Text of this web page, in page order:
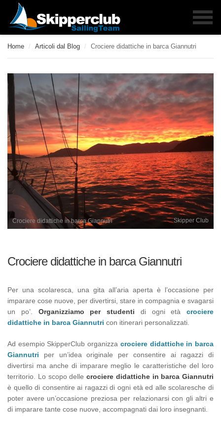
Home / Articoli dal Blog / Crociere didattiche in barca Giannutri
Crociere didattiche in barca Giannutri Skipper Club
Crociere didattiche in barca Giannutri
Per una scolaresca, una gita all’aria aperta è l’occasione per
imparare cose nuove, per divertirsi, stare in compagnia e svagarsi
un po’. Organizziamo per studenti di ogni età crociere
didattiche in barca Giannutri con itinerari personalizzati.
Ad esempio SkipperClub organizza crociere didattiche in barca
Giannutri per un’idea originale per consentire ai ragazzi di
divertirsi ma anche di imparare meglio le caratteristiche del loro
territorio. Lo scopo delle crociere didattiche in barca Giannutri
è quello di consentire ai ragazzi di ogni età ed alle scolaresche di
poter avere un’occasione preziosa per relazionarsi con gli altri e
di imparare tante cose nuove, accompagnati dai loro insegnanti.